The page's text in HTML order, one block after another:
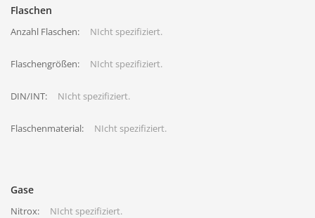
Flaschen
Anzahl Flaschen: NIcht spezifiziert.
Flaschengrößen: NIcht spezifiziert.
DIN/INT: NIcht spezifiziert.
Flaschenmaterial: NIcht spezifiziert.
Gase
Nitrox: NIcht spezifiziert.